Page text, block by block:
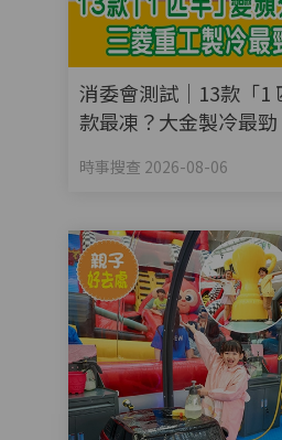
消委會測試｜13款「1
款最凍？大金製冷最
時事搜查 2026-08-06